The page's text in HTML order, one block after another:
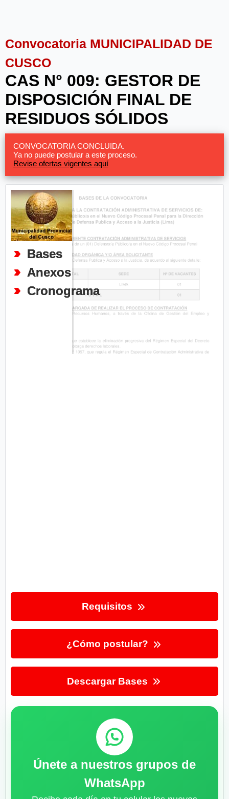
Convocatoria MUNICIPALIDAD DE
CUSCO
CAS N° 009: GESTOR DE
DISPOSICIÓN FINAL DE
RESIDUOS SÓLIDOS
CONVOCATORIA CONCLUIDA.
Ya no puede postular a este proceso.
Revise ofertas vigentes aquí
Bases
Anexos
Cronograma
Requisitos
¿Cómo postular?
Descargar Bases
Únete a nuestros grupos de
WhatsApp